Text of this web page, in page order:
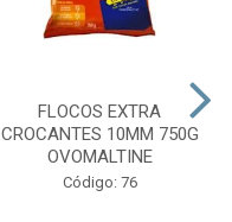
FLOCOS EXTRA
CROCANTES 10MM 750G
OVOMALTINE
Código: 76